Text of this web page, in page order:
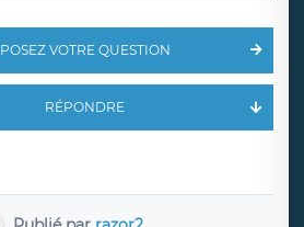
POSEZ VOTRE QUESTION
RÉPONDRE